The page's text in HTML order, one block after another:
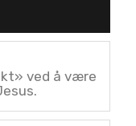
ved å være